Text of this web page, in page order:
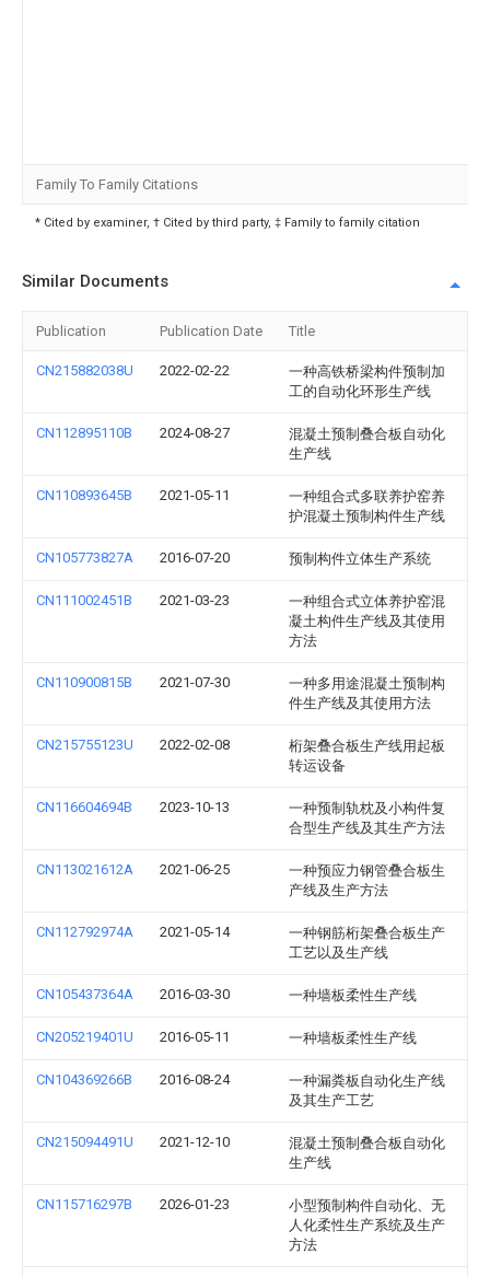
Family To Family Citations
* Cited by examiner, † Cited by third party, ‡ Family to family citation
Similar Documents
Publication Publication Date Title
CN215882038U 2022-02-22
一种高铁桥梁构件预制加
工的自动化环形生产线
CN112895110B 2024-08-27
混凝土预制叠合板自动化
生产线
CN110893645B 2021-05-11
一种组合式多联养护窑养
护混凝土预制构件生产线
CN105773827A 2016-07-20 预制构件立体生产系统
CN111002451B 2021-03-23
一种组合式立体养护窑混
凝土构件生产线及其使用
方法
CN110900815B 2021-07-30
一种多用途混凝土预制构
件生产线及其使用方法
CN215755123U 2022-02-08
桁架叠合板生产线用起板
转运设备
CN116604694B 2023-10-13
一种预制轨枕及小构件复
合型生产线及其生产方法
CN113021612A 2021-06-25
一种预应力钢管叠合板生
产线及生产方法
CN112792974A 2021-05-14
一种钢筋桁架叠合板生产
工艺以及生产线
CN105437364A 2016-03-30 一种墙板柔性生产线
CN205219401U 2016-05-11 一种墙板柔性生产线
CN104369266B 2016-08-24
一种漏粪板自动化生产线
及其生产工艺
CN215094491U 2021-12-10
混凝土预制叠合板自动化
生产线
CN115716297B 2026-01-23
小型预制构件自动化、无
人化柔性生产系统及生产
方法